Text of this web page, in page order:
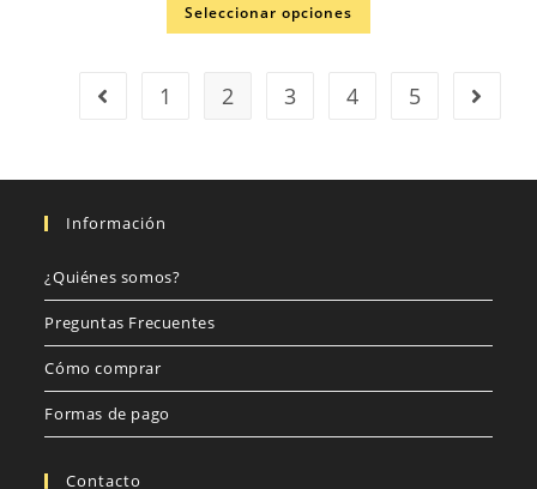
Seleccionar opciones
1 2 3 4 5
Información
¿Quiénes somos?
Preguntas Frecuentes
Cómo comprar
Formas de pago
Contacto